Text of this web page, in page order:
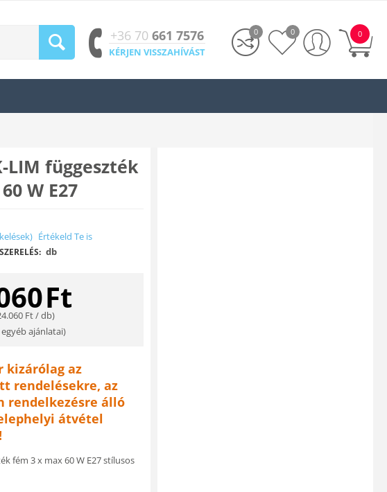
+36 70661 7576
KÉRJEN VISSZAHÍVÁST
0
0 0
LIM függeszték
W E27
) Értékeld Te is
db
Ft
Ft/ db)
ajánlatai)
az
rendelésekre, az
rendelkezésre álló
átvétel
fém 3 x max 60 W E27 stílusos